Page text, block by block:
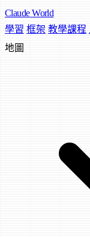
Claude World
學習 框架 教學課程
地圖